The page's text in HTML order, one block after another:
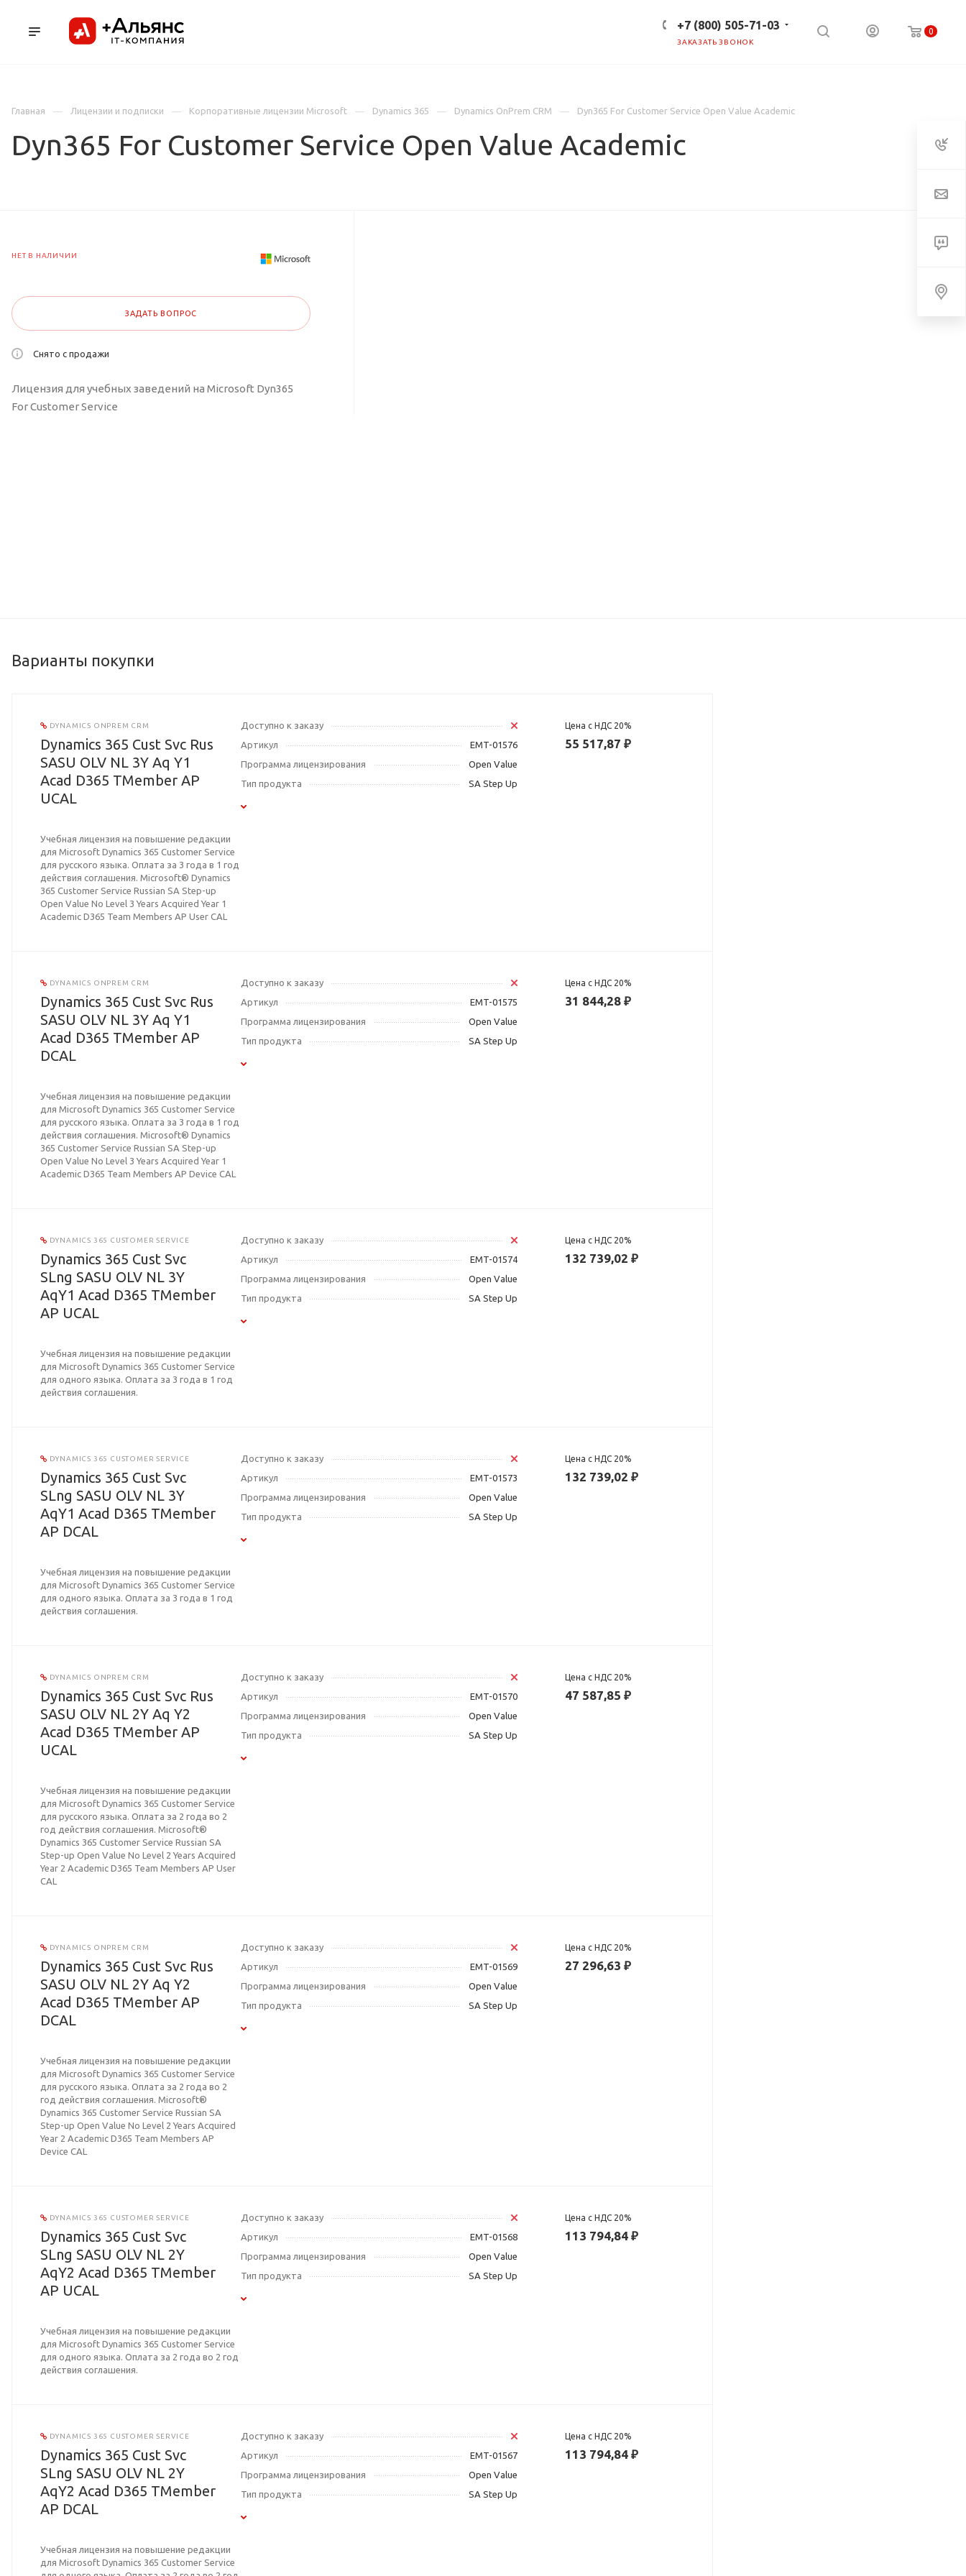
0
+7 (800) 505-71-03
ЗАКАЗАТЬ ЗВОНОК
Главная
Лицензии и подписки Корпоративные лицензии Microsoft Dynamics 365 Dynamics OnPrem CRM Dyn365 For Customer Service Open Value Academic
Dyn365 For Customer Service Open Value Academic
НЕТ В НАЛИЧИИ
ЗАДАТЬ ВОПРОС
Снято с продажи
Лицензия для учебных заведений на Microsoft Dyn365
For Customer Service
Варианты покупки
DYNAMICS ONPREM CRM
Dynamics 365 Cust Svc Rus
SASU OLV NL 3Y Aq Y1
Acad D365 TMember AP
UCAL
Учебная лицензия на повышение редакции
для Microsoft Dynamics 365 Customer Service
для русского языка. Оплата за 3 года в 1 год
действия соглашения. Microsoft® Dynamics
365 Customer Service Russian SA Step-up
Open Value No Level 3 Years Acquired Year 1
Academic D365 Team Members AP User CAL
Доступно к заказу
Артикул
EMT-01576
Программа лицензирования
Open Value
Тип продукта
SA Step Up
Цена с НДС 20%
55 517,87 ₽
DYNAMICS ONPREM CRM
Dynamics 365 Cust Svc Rus
SASU OLV NL 3Y Aq Y1
Acad D365 TMember AP
DCAL
Учебная лицензия на повышение редакции
для Microsoft Dynamics 365 Customer Service
для русского языка. Оплата за 3 года в 1 год
действия соглашения. Microsoft® Dynamics
365 Customer Service Russian SA Step-up
Open Value No Level 3 Years Acquired Year 1
Academic D365 Team Members AP Device CAL
Доступно к заказу
Артикул
EMT-01575
Программа лицензирования
Open Value
Тип продукта
SA Step Up
Цена с НДС 20%
31 844,28 ₽
DYNAMICS 365 CUSTOMER SERVICE
Dynamics 365 Cust Svc
SLng SASU OLV NL 3Y
AqY1 Acad D365 TMember
AP UCAL
Учебная лицензия на повышение редакции
для Microsoft Dynamics 365 Customer Service
для одного языка. Оплата за 3 года в 1 год
действия соглашения.
Доступно к заказу
Артикул
EMT-01574
Программа лицензирования
Open Value
Тип продукта
SA Step Up
Цена с НДС 20%
132 739,02 ₽
DYNAMICS 365 CUSTOMER SERVICE
Dynamics 365 Cust Svc
SLng SASU OLV NL 3Y
AqY1 Acad D365 TMember
AP DCAL
Учебная лицензия на повышение редакции
для Microsoft Dynamics 365 Customer Service
для одного языка. Оплата за 3 года в 1 год
действия соглашения.
Доступно к заказу
Артикул
EMT-01573
Программа лицензирования
Open Value
Тип продукта
SA Step Up
Цена с НДС 20%
132 739,02 ₽
DYNAMICS ONPREM CRM
Dynamics 365 Cust Svc Rus
SASU OLV NL 2Y Aq Y2
Acad D365 TMember AP
UCAL
Учебная лицензия на повышение редакции
для Microsoft Dynamics 365 Customer Service
для русского языка. Оплата за 2 года во 2
год действия соглашения. Microsoft®
Dynamics 365 Customer Service Russian SA
Step-up Open Value No Level 2 Years Acquired
Year 2 Academic D365 Team Members AP User
CAL
Доступно к заказу
Артикул
EMT-01570
Программа лицензирования
Open Value
Тип продукта
SA Step Up
Цена с НДС 20%
47 587,85 ₽
DYNAMICS ONPREM CRM
Dynamics 365 Cust Svc Rus
SASU OLV NL 2Y Aq Y2
Acad D365 TMember AP
DCAL
Учебная лицензия на повышение редакции
для Microsoft Dynamics 365 Customer Service
для русского языка. Оплата за 2 года во 2
год действия соглашения. Microsoft®
Dynamics 365 Customer Service Russian SA
Step-up Open Value No Level 2 Years Acquired
Year 2 Academic D365 Team Members AP
Device CAL
Доступно к заказу
Артикул
EMT-01569
Программа лицензирования
Open Value
Тип продукта
SA Step Up
Цена с НДС 20%
27 296,63 ₽
DYNAMICS 365 CUSTOMER SERVICE
Dynamics 365 Cust Svc
SLng SASU OLV NL 2Y
AqY2 Acad D365 TMember
AP UCAL
Учебная лицензия на повышение редакции
для Microsoft Dynamics 365 Customer Service
для одного языка. Оплата за 2 года во 2 год
действия соглашения.
Доступно к заказу
Артикул
EMT-01568
Программа лицензирования
Open Value
Тип продукта
SA Step Up
Цена с НДС 20%
113 794,84 ₽
DYNAMICS 365 CUSTOMER SERVICE
Dynamics 365 Cust Svc
SLng SASU OLV NL 2Y
AqY2 Acad D365 TMember
AP DCAL
Учебная лицензия на повышение редакции
для Microsoft Dynamics 365 Customer Service
Доступно к заказу
Артикул
EMT-01567
Программа лицензирования
Open Value
Тип продукта
SA Step Up
Цена с НДС 20%
113 794,84 ₽